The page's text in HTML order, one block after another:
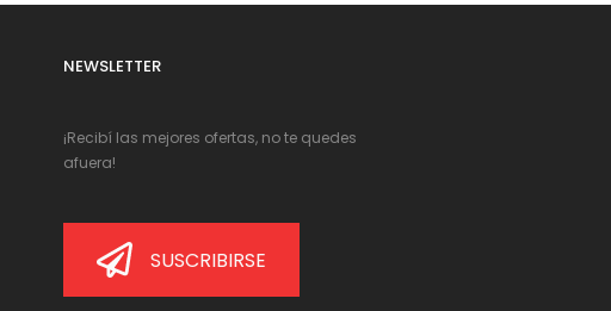
NEWSLETTER
¡Recibí las mejores ofertas, no te quedes
afuera!
SUSCRIBIRSE